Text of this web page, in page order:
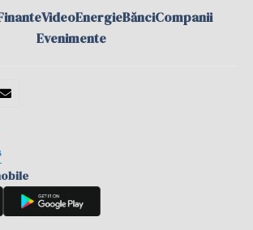
VideoEnergieBănciCompanii
Evenimente